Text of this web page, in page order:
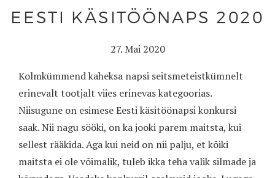
EESTI KÄSITÖÖNAPS 2020
27. Mai 2020
Kolmkümmend kaheksa napsi seitsmeteistkümnelt
erinevalt tootjalt viies erinevas kategoorias.
Niisugune on esimese Eesti käsitöönapsi konkursi
saak. Nii nagu sööki, on ka jooki parem maitsta, kui
sellest rääkida. Aga kui neid on nii palju, et kõiki
maitsta ei ole võimalik, tuleb ikka teha valik silmade ja